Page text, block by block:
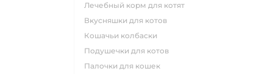
лечебный корм для котят
вкусняшки для котов
кошачьи колбаски
подушечки для котов
палочки для кошек